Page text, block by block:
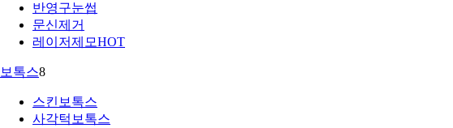
반영구눈썹
문신제거
레이저제모HOT
보톡스8
스킨보톡스
사각턱보톡스